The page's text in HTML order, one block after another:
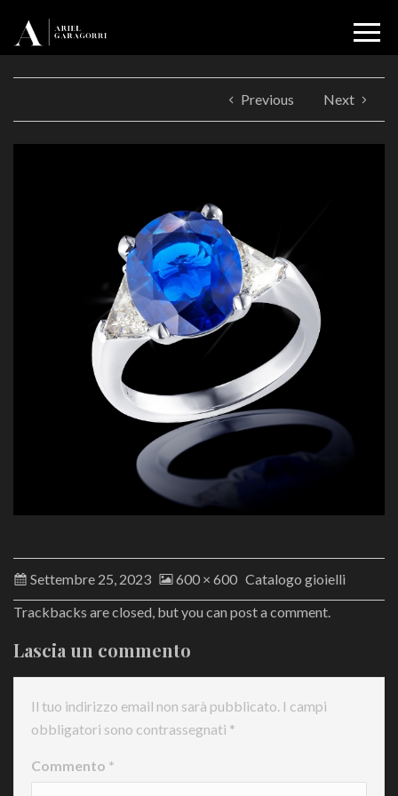
Previous Next
Settembre 25, 2023 600 × 600 Catalogo gioielli
Trackbacks are closed, but you can post a comment.
Lascia un commento
Il tuo indirizzo email non sarà pubblicato. I campi
obbligatori sono contrassegnati *
Commento *